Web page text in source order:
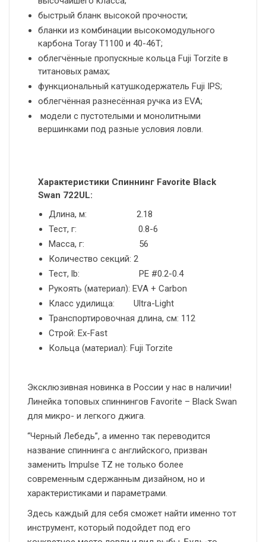
быстрый бланк высокой прочности;
бланки из комбинации высокомодульного
карбона Toray Т1100 и 40-46T;
облегчённые пропускные кольца Fuji Torzite в
титановых рамах;
функциональный катушкодержатель Fuji IPS;
облегчённая разнесённая ручка из EVA;
модели с пустотелыми и монолитными
вершинками под разные условия ловли.
Характеристики Спиннинг Favorite Black
Swan 722UL:
Длина, м: 2.18
Тест, г: 0.8-6
Масса, г: 56
Количество секций: 2
Тест, lb: PE #0.2-0.4
Рукоять (материал): EVA + Carbon
Класс удилища: Ultra-Light
Транспортировочная длина, см: 112
Строй: Ex-Fast
Кольца (материал): Fuji Torzite
Эксклюзивная новинка в России у нас в наличии!
Линейка топовых спиннингов Favorite – Black Swan
для микро- и легкого джига.
“Черный Лебедь”, а именно так переводится
название спиннинга с английского, призван
заменить Impulse TZ не только более
современным сдержанным дизайном, но и
характеристиками и параметрами.
Здесь каждый для себя сможет найти именно тот
инструмент, который подойдет под его